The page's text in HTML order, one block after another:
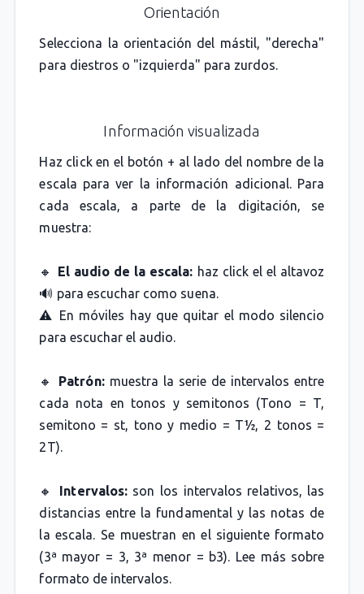
Orientación
Selecciona la orientación del mástil, "derecha"
para diestros o "izquierda" para zurdos.
Información visualizada
Haz click en el botón + al lado del nombre de la
escala para ver la información adicional. Para
cada escala, a parte de la digitación, se
muestra:
🔸 El audio de la escala: haz click el el altavoz
🔊 para escuchar como suena.
⚠️ En móviles hay que quitar el modo silencio
para escuchar el audio.
🔸 Patrón:muestra la serie de intervalos entre
cada nota en tonos y semitonos (Tono = T,
semitono = st, tono y medio = T½, 2 tonos =
2T).
🔸 Intervalos:son los intervalos relativos, las
distancias entre la fundamental y las notas de
la escala. Se muestran en el siguiente formato
(3ª mayor = 3, 3ª menor = b3). Lee más sobre
formato de intervalos.